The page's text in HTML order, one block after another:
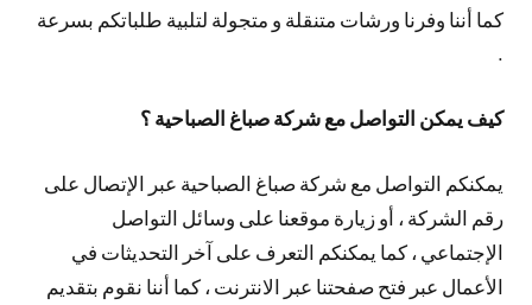
كما أننا وفرنا ورشات متنقلة و متجولة لتلبية طلباتكم بسرعة
.
كيف يمكن التواصل مع شركة صباغ الصباحية ؟
يمكنكم التواصل مع شركة صباغ الصباحية عبر الإتصال على
رقم الشركة ، أو زيارة موقعنا على وسائل التواصل
الإجتماعي ، كما يمكنكم التعرف على آخر التحديثات في
الأعمال عبر فتح صفحتنا عبر الانترنت ، كما أننا نقوم بتقديم